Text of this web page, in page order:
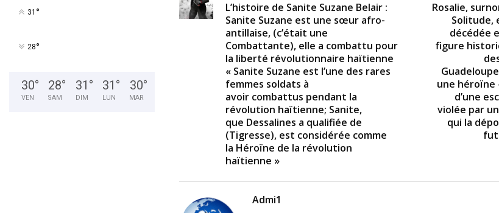
L’histoire de Sanite Suzane Belair :
Sanite Suzane est une sœur afro-
antillaise, (c’était une
Combattante), elle a combattu pour
la liberté révolutionnaire haïtienne
« Sanite Suzane est l’une des rares
femmes soldats à
avoir combattus pendant la
révolution haïtienne; Sanite,
que Dessalines a qualifiée de
(Tigresse), est considérée comme
la Héroïne de la révolution
haïtienne »
Rosalie,
Solitude,
décédée
figure
une héroïne
d’une
violée par
qui la
fut
Admi1
31 °
28°
30°
VEN
28°
SAM
31 °
DIM
31 °
LUN
30°
MAR